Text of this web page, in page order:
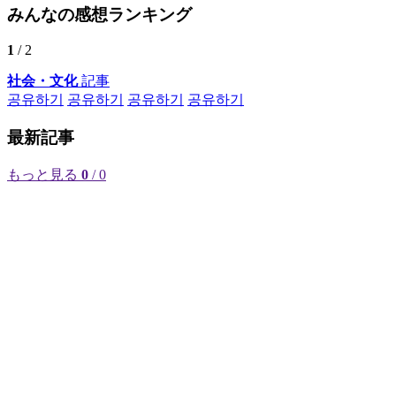
みんなの感想ランキング
1 / 2
社会・文化記事
공유하기
공유하기 공유하기 공유하기
最新記事
もっと見る 0 / 0